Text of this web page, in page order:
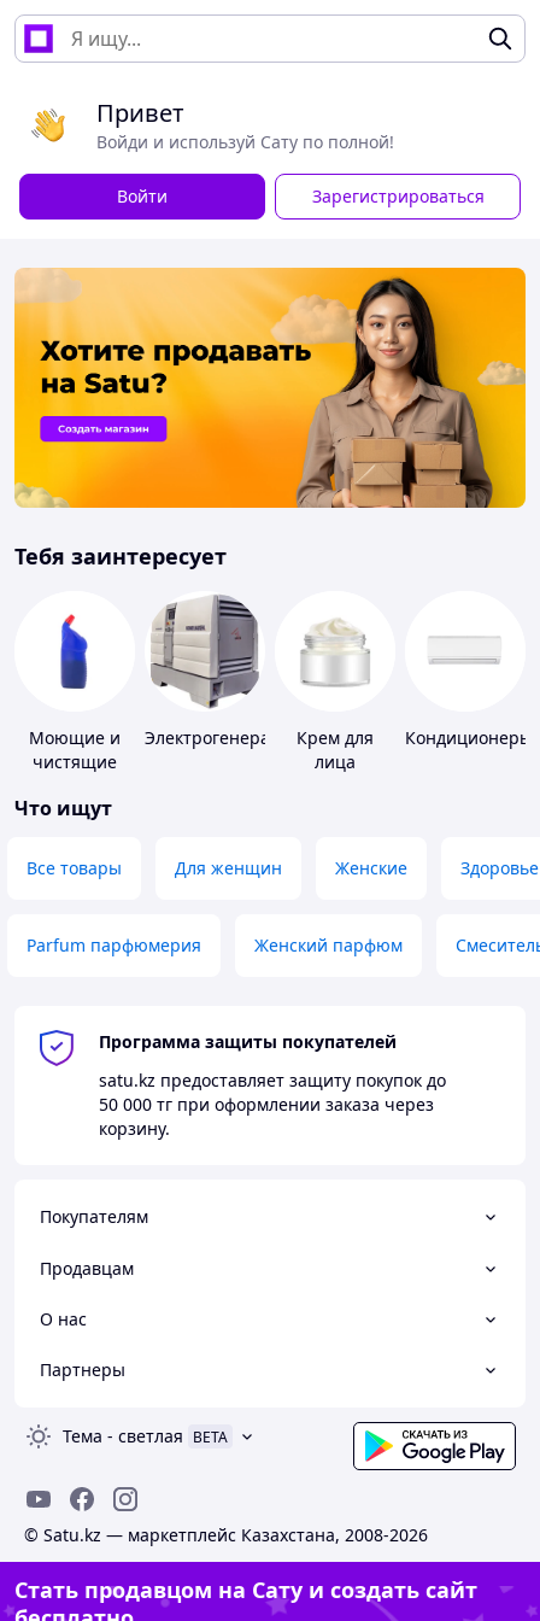
Привет
Войди и используй Сату по полной!
Войти Зарегистрироваться
Тебя заинтересует
Моющие и
чистящие
ЭлектрогенераторыКрем для
лица
Кондиционеры
Что ищут
Все товары Для женщин Женские Здоровье
Parfum парфюмерия Женский парфюм
Программа защиты покупателей
satu.kz предоставляет защиту покупок до
50 000 тг при оформлении заказа через
корзину.
Покупателям
Продавцам
О нас
Партнеры
Тема - светлая BETA
© Satu.kz — маркетплейс Казахстана, 2008-2026
Стать продавцом на Сату и создать сайт